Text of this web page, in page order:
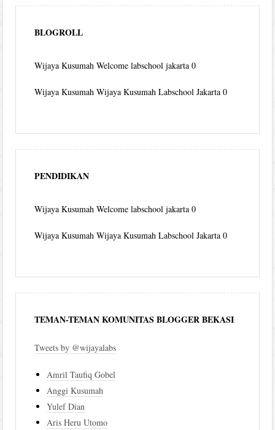
BLOGROLL
Wijaya Kusumah Welcome labschool jakarta 0
Wijaya Kusumah Wijaya Kusumah Labschool Jakarta 0
PENDIDIKAN
Wijaya Kusumah Welcome labschool jakarta 0
Wijaya Kusumah Wijaya Kusumah Labschool Jakarta 0
TEMAN-TEMAN KOMUNITAS BLOGGER BEKASI
Tweets by @wijayalabs
Amril Taufiq Gobel
Anggi Kusumah
Yulef Dian
Aris Heru Utomo